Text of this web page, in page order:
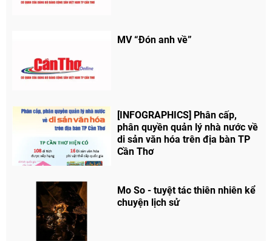
Chia sẻ
MV “Đón anh về”
[INFOGRAPHICS] Phân cấp,
phân quyền quản lý nhà nước về
di sản văn hóa trên địa bàn TP
Cần Thơ
Mo So - tuyệt tác thiên nhiên kể
chuyện lịch sử